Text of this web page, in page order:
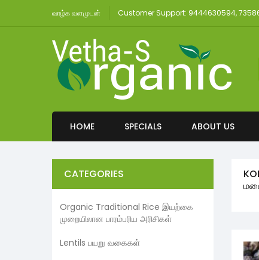
வாழ்க வளமுடன் Customer Support: 9444630594,
HOME SPECIALS ABOUT US
CATEGORIES
Organic Traditional Rice இயற்கை
முறையிலான பாரம்பரிய அரிசிகள்
Lentils பயறு வகைகள்